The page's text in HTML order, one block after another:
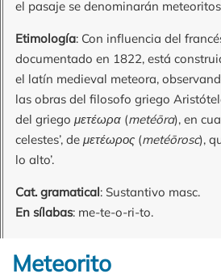
el pasaje se denominarán
Etimología: Con influencia del
documentado en 1822, está
el latín medieval meteora,
las obras del filosofo griego
del griego μετέωρα (metéōra), en
celestes’, de μετέωρος (metéōrosc),
lo alto’.
Cat. gramatical: Sustantivo masc.
En sílabas: me-te-o-ri-to.
Meteorito